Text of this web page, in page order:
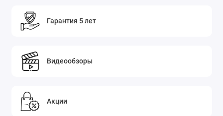
Гарантия 5 лет
Видеообзоры
Акции